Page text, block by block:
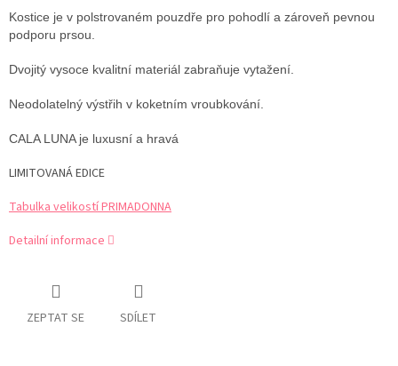
Kostice je v polstrovaném pouzdře pro pohodlí a zároveň pevnou
podporu prsou.
Dvojitý vysoce kvalitní materiál zabraňuje vytažení.
Neodolatelný výstřih v koketním vroubkování.
CALA LUNA je luxusní a hravá
LIMITOVANÁ EDICE
Tabulka velikostí PRIMADONNA
Detailní informace
ZEPTAT SE SDÍLET